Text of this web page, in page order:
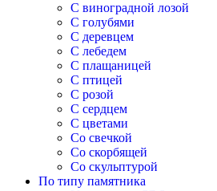
С виноградной лозой
С голубями
С деревцем
С лебедем
С плащаницей
С птицей
С розой
С сердцем
С цветами
Со свечкой
Со скорбящей
Со скульптурой
По типу памятника